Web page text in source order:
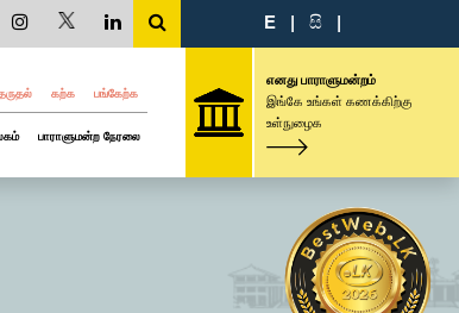
E | සි |
கற்க பங்கேற்க
பாராளுமன்ற நேரலை
எனது பாராளுமன்றம்
இங்கே உங்கள் கணக்கிற்கு
உள்நுழைக